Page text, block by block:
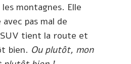
montagnes. Elle
pas mal de
tient la route et
bien. Ou plutôt, mon